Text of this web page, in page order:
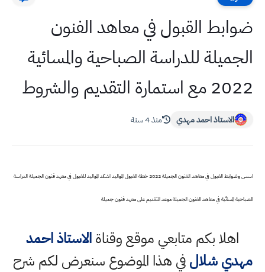
ضوابط القبول في معاهد الفنون
الجميلة للدراسة الصباحية والمسائية
2022 مع استمارة التقديم والشروط
الاستاذ احمد مهدي منذ 4 سنة
اسس وضوابط القبول في معاهد الفنون الجميلة 2022 خطة القبول المواليد اشكد المواليد للقبول في معهد فنون الجميلة الدراسة
الصباحية المسائية في معاهد الفنون الجميلة موعد التقديم على معهد فنون جميلة
اهلا بكم متابعي موقع وقناةالاستاذ احمد
مهدي شلالفي هذا الموضوع سنعرض لكم شرح